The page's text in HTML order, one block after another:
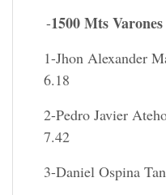
-1500 Mts
1-Jhon Alexander
6.18
2-Pedro Javier
7.42
3-Daniel Ospina